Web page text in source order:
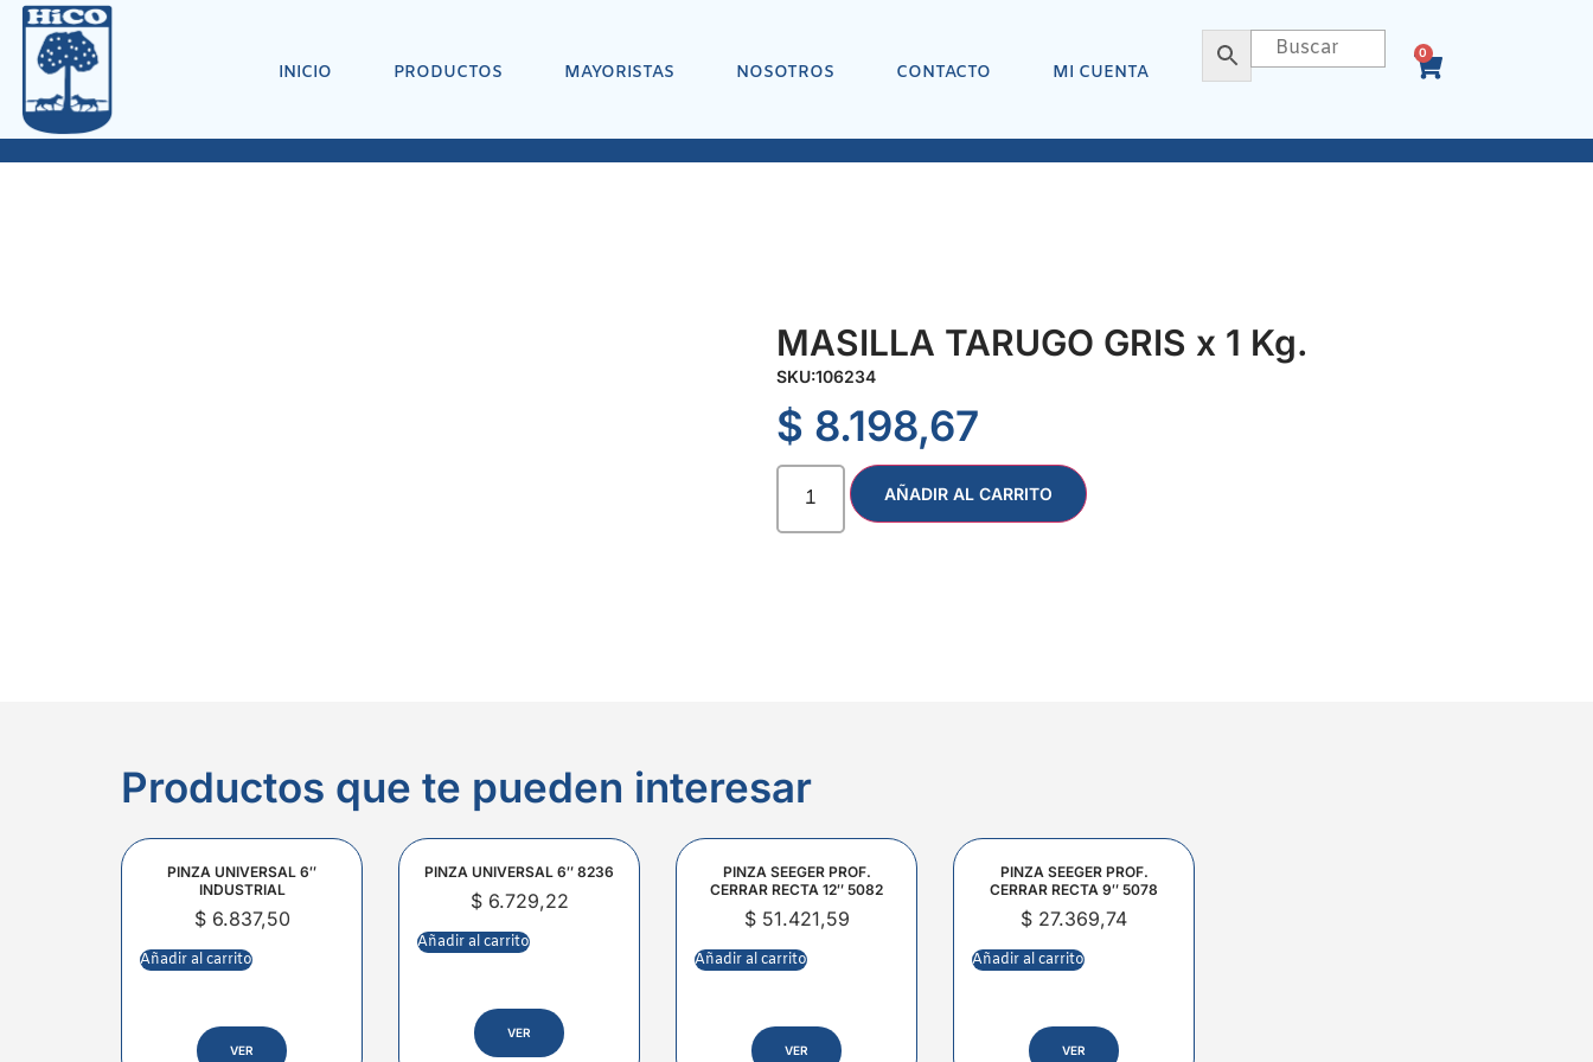
INICIO PRODUCTOS MAYORISTAS NOSOTROS CONTACTO MI CUENTA
0
MASILLA TARUGO GRIS x 1 Kg.
SKU:106234
$ 8.198,67
AÑADIR AL CARRITO
Productos que te pueden interesar
PINZA UNIVERSAL 6″
INDUSTRIAL
$6.837,50
Añadir al carrito
VER
PINZA UNIVERSAL 6″ 8236
$6.729,22
Añadir al carrito
VER
PINZA SEEGER PROF.
CERRAR RECTA 12″ 5082
$51.421,59
Añadir al carrito
VER
PINZA SEEGER PROF.
CERRAR RECTA 9″ 5078
$ 27.369,74
Añadir al carrito
VER